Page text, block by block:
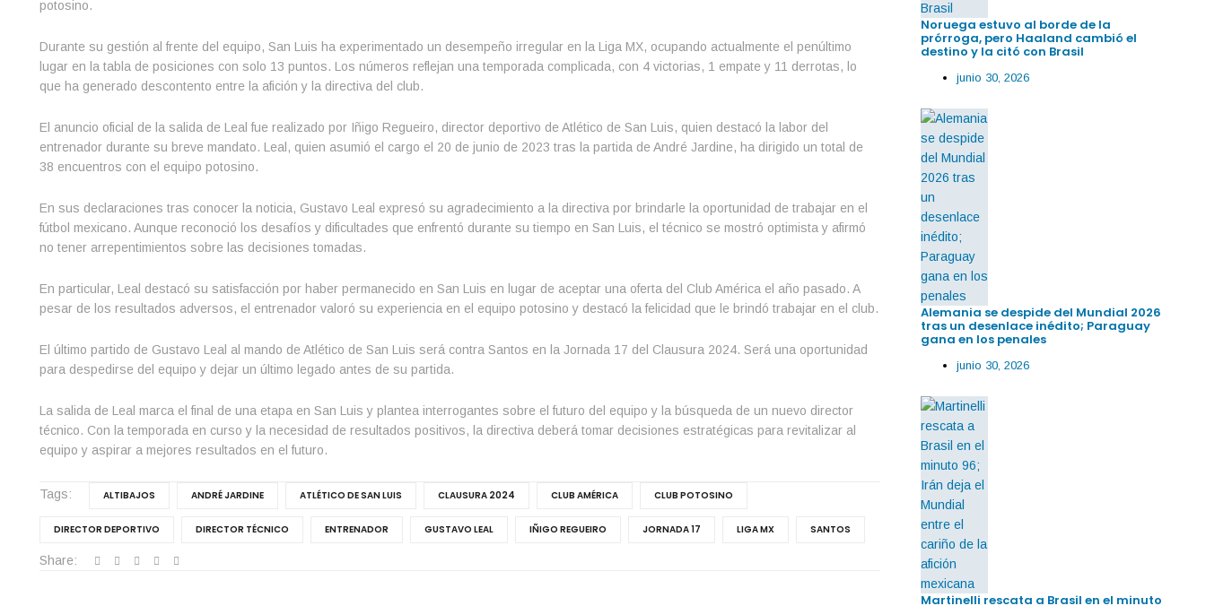
potosino.
Durante su gestión al frente del equipo, San Luis ha experimentado un desempeño irregular en la Liga MX, ocupando actualmente el penúltimo
lugar en la tabla de posiciones con solo 13 puntos. Los números reflejan una temporada complicada, con 4 victorias, 1 empate y 11 derrotas, lo
que ha generado descontento entre la afición y la directiva del club.
El anuncio oficial de la salida de Leal fue realizado por Iñigo Regueiro, director deportivo de Atlético de San Luis, quien destacó la labor del
entrenador durante su breve mandato. Leal, quien asumió el cargo el 20 de junio de 2023 tras la partida de André Jardine, ha dirigido un total de
38 encuentros con el equipo potosino.
En sus declaraciones tras conocer la noticia, Gustavo Leal expresó su agradecimiento a la directiva por brindarle la oportunidad de trabajar en el
fútbol mexicano. Aunque reconoció los desafíos y dificultades que enfrentó durante su tiempo en San Luis, el técnico se mostró optimista y afirmó
no tener arrepentimientos sobre las decisiones tomadas.
En particular, Leal destacó su satisfacción por haber permanecido en San Luis en lugar de aceptar una oferta del Club América el año pasado. A
pesar de los resultados adversos, el entrenador valoró su experiencia en el equipo potosino y destacó la felicidad que le brindó trabajar en el club.
El último partido de Gustavo Leal al mando de Atlético de San Luis será contra Santos en la Jornada 17 del Clausura 2024. Será una oportunidad
para despedirse del equipo y dejar un último legado antes de su partida.
La salida de Leal marca el final de una etapa en San Luis y plantea interrogantes sobre el futuro del equipo y la búsqueda de un nuevo director
técnico. Con la temporada en curso y la necesidad de resultados positivos, la directiva deberá tomar decisiones estratégicas para revitalizar al
equipo y aspirar a mejores resultados en el futuro.
Tags: ALTIBAJOS ANDRÉ JARDINE ATLÉTICO DE SAN LUIS CLAUSURA 2024 CLUB AMÉRICA CLUB POTOSINO
DIRECTOR DEPORTIVO DIRECTOR TÉCNICO ENTRENADOR GUSTAVO LEAL IÑIGO REGUEIRO JORNADA 17 LIGA MX SANTOS
Share:
Noruega estuvo al borde de la
prórroga, pero Haaland cambió el
destino y la citó con Brasil
junio 30, 2026
Alemania se despide del Mundial 2026
tras un desenlace inédito; Paraguay
gana en los penales
junio 30, 2026
Martinelli rescata a Brasil en el minuto